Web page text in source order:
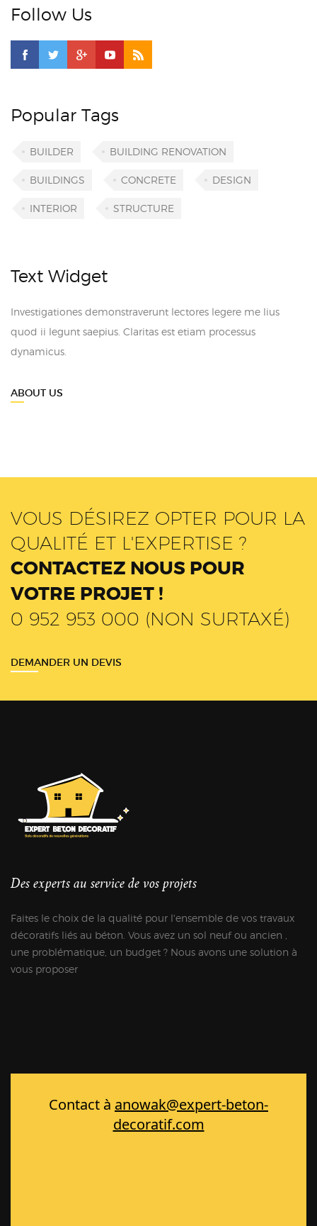
Follow Us
Popular Tags
BUILDER BUILDING RENOVATION
BUILDINGS CONCRETE DESIGN
INTERIOR STRUCTURE
Text Widget
Investigationes demonstraverunt lectores legere me lius
quod ii legunt saepius. Claritas est etiam processus
dynamicus.
ABOUT US
VOUS DÉSIREZ OPTER POUR LA
QUALITÉ ET L'EXPERTISE ?
CONTACTEZ NOUS POUR
VOTRE PROJET !
0 952 953 000 (NON SURTAXÉ)
DEMANDER UN DEVIS
Des experts au service de vos projets
Faites le choix de la qualité pour l'ensemble de vos travaux
décoratifs liés au béton. Vous avez un sol neuf ou ancien ,
une problématique, un budget ? Nous avons une solution à
vous proposer